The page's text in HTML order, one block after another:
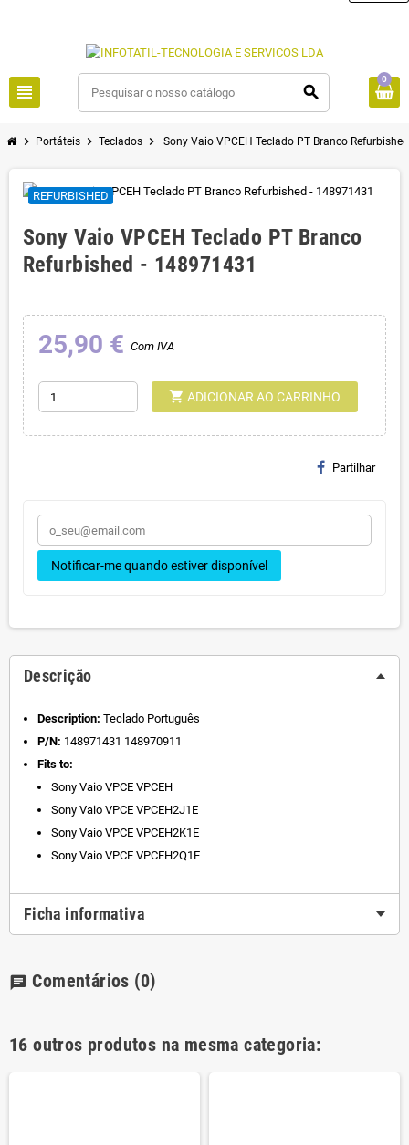
view_headline search
0
chevron_right Portáteis chevron_right Teclados chevron_right Sony Vaio VPCEH Teclado PT Branco
REFURBISHED
Sony Vaio VPCEH Teclado PT Branco
Refurbished - 148971431
25,90 € Com IVA
shopping_cart ADICIONAR AO CARRINHO
Partilhar
Notificar-me quando estiver disponível
Descrição
Description: Teclado Português
P/N: 148971431 148970911
Fits to:
Sony Vaio VPCE VPCEH
Sony Vaio VPCE VPCEH2J1E
Sony Vaio VPCE VPCEH2K1E
Sony Vaio VPCE VPCEH2Q1E
Ficha informativa
chat Comentários (0)
16 outros produtos na mesma categoria: